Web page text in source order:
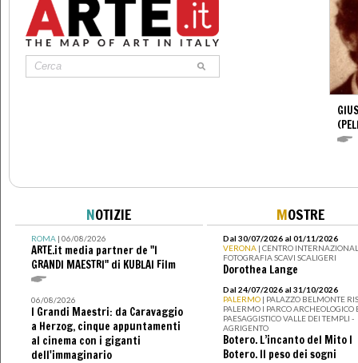
NOTIZIE
ROMA| 06/08/2026
ARTE.it media partner de "I
GRANDI MAESTRI" di KUBLAI Film
06/08/2026
I Grandi Maestri: da Caravaggio
a Herzog, cinque appuntamenti
al cinema con i giganti
dell'immaginario
MOSTRE
Dal 30/07/2026 al 01/11/2026
VERONA | CENTRO
FOTOGRAFIA SCAVI SCALIGERI
Dorothea Lange
Dal 24/07/2026 al 31/10/2026
PALERMO | PALAZZO BELMONTE
PALERMO I PARCO ARCHEOLOGICO
PAESAGGISTICO VALLE DEI TEMPLI -
AGRIGENTO
Botero. L’incanto del Mito I
Botero. Il peso dei sogni